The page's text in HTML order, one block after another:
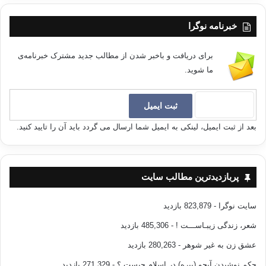
بيرون رفتن زن براي
كار و براي بدست آوردن معاش شكست دردناكي براي خانه است كه البته در
صورت ضرورت و
ناچار بايد بدان تن در داد، ولي در روزگاري كه نيازمنديهاي ضروري براي آن
نباشد و
مردم بتوانند از آن پرهيز و دوري كنند، و در عين حال از روي تقليد بدان تن در
اين انجماد و لعنتي است كه دلها و عقلها و وجدانها در دوران گمراهي و ماديگري
و سرنگوني
و سقوط، بدان دچار ميشوند!؟
مسئوليت كارها؟
خبرنامه نوگرا
برای دریافت و باخبر شدن از مطالب جدید مشترک خبرنامه‌ی
ما شوید.
بعد از ثبت ایمیل، لینکی به ایمیل شما ارسال می گردد باید آن را تایید کنید.
پربازدیدترین مطالب سایت
سایت نوگرا - 823,879 بازدید
شعر، زندگی زیبـاســـت ! - 485,306 بازدید
عشق زن به غیر شوهر - 280,263 بازدید